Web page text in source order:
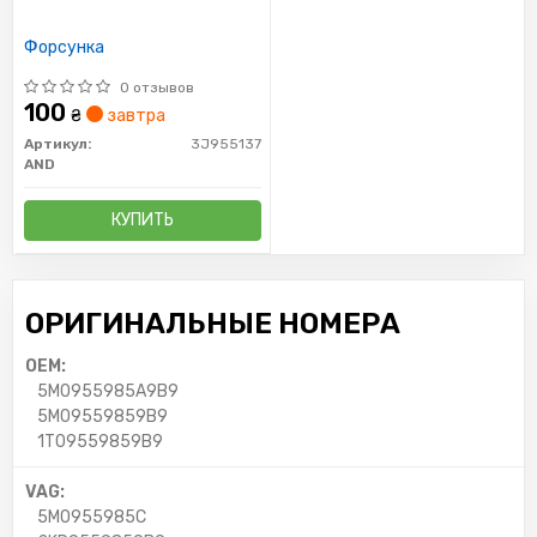
Форсунка
0 отзывов
100 ₴ завтра
Артикул:
3J955137
AND
КУПИТЬ
ОРИГИНАЛЬНЫЕ НОМЕРА
OEM:
5M0955985A9B9
5M09559859B9
1T09559859B9
VAG:
5M0955985C